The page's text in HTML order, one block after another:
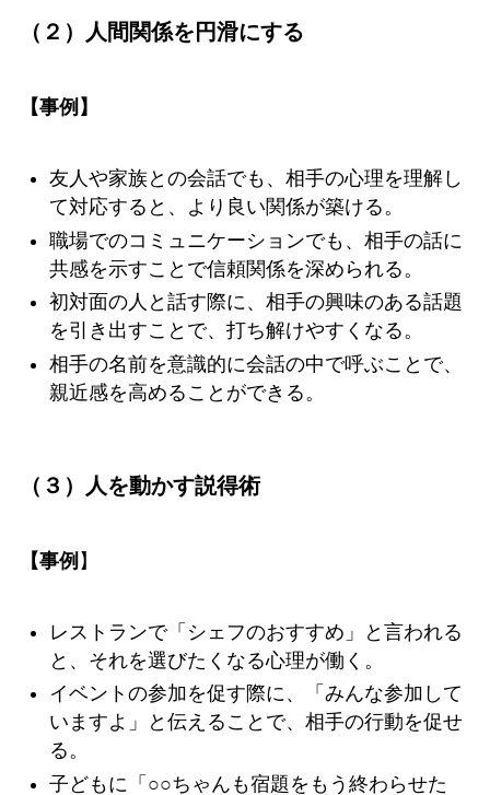
（２）人間関係を円滑にする
【事例】
友人や家族との会話でも、相手の心理を理解し
て対応すると、より良い関係が築ける。
職場でのコミュニケーションでも、相手の話に
共感を示すことで信頼関係を深められる。
初対面の人と話す際に、相手の興味のある話題
を引き出すことで、打ち解けやすくなる。
相手の名前を意識的に会話の中で呼ぶことで、
親近感を高めることができる。
（３）人を動かす説得術
【事例 】
レストランで「シェフのおすすめ」と言われる
と、それを選びたくなる心理が働く。
イベントの参加を促す際に、「みんな参加して
いますよ」と伝えることで、相手の行動を促せ
る。
子どもに「○○ちゃんも宿題をもう終わらせた